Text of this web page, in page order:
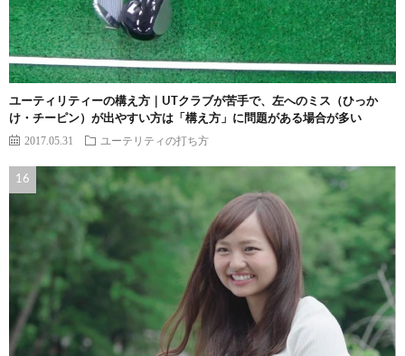
ユーティリティーの構え方｜UTクラブが苦手で、左へのミス（ひっか
け・チーピン）が出やすい方は「構え方」に問題がある場合が多い
2017.05.31 ユーテリティの打ち方